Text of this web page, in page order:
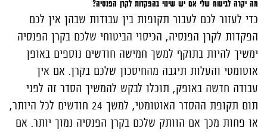
מה יקרה לביטוח שלי אם יש שינוי בהפקדות לקרן הפנסיה?
כדי לעזור לכם לעבור תקופות בין עבודות שבהן אין לכם
הפקדות לקרן הפנסיה, הכיסוי הביטוחי שלכם בקרן הפנסיה
ימשיך להיות בתוקף למשך חמישה חודשים נוספים באופן
אוטומטי והעלות תיגבה מהחיסכון שלכם בקרן. אם אין
עבודה חדשה באופק, תוכלו לבקש להמשיך הסדר זה לפני
תום תקופת ההסדר האוטומטי, למשך 24 חודשים לכל היותר,
או פחות מכך אם הוותק שלכם בקרן הפנסיה נמוך יותר. אם